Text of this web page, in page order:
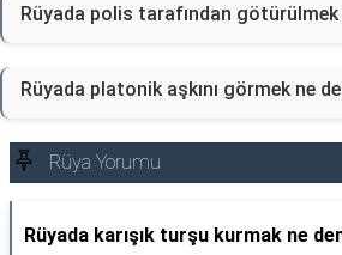
Rüyada polis tarafından
Rüyada platonik aşkını görmek ne
Rüya Yorumu
Rüyada karışık turşu kurmak ne